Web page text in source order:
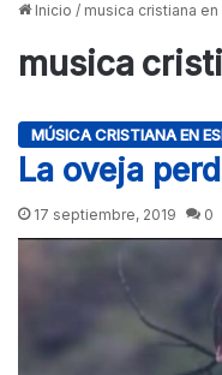
Inicio / musica cristiana
musica
MÚSICA CRISTIANA EN
La oveja
17 septiembre, 2019 0